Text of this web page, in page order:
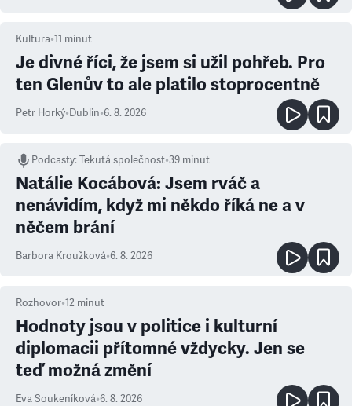
Kultura•11 minut
Je divné říci, že jsem si užil pohřeb. Pro
ten Glenův to ale platilo stoprocentně
Petr Horký•Dublin•6. 8. 2026
Podcasty:Tekutá společnost•39 minut
Natálie Kocábová: Jsem rváč a
nenávidím, když mi někdo říká ne a v
něčem brání
Barbora Kroužková•6. 8. 2026
Rozhovor•12 minut
Hodnoty jsou v politice i kulturní
diplomacii přítomné vždycky. Jen se
teď možná změní
Eva Soukeníková•6. 8. 2026